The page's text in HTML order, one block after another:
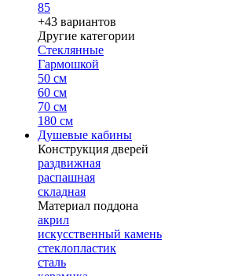
85
+43 вариантов
Другие категории
Стеклянные
Гармошкой
50 см
60 см
70 см
180 см
Душевые кабины
Конструкция дверей
раздвижная
распашная
складная
Материал поддона
акрил
искусственный камень
стеклопластик
сталь